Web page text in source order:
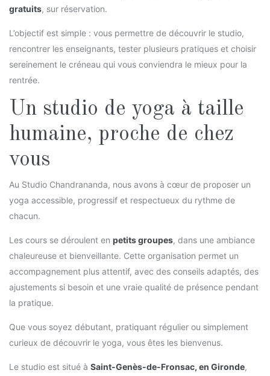
gratuits, sur réservation.
L’objectif est simple : vous permettre de découvrir le studio,
rencontrer les enseignants, tester plusieurs pratiques et choisir
sereinement le créneau qui vous conviendra le mieux pour la
rentrée.
Un studio de yoga à taille
humaine, proche de chez
vous
Au Studio Chandrananda, nous avons à cœur de proposer un
yoga accessible, progressif et respectueux du rythme de
chacun.
Les cours se déroulent en petits groupes, dans une ambiance
chaleureuse et bienveillante. Cette organisation permet un
accompagnement plus attentif, avec des conseils adaptés, des
ajustements si besoin et une vraie qualité de présence pendant
la pratique.
Que vous soyez débutant, pratiquant régulier ou simplement
curieux de découvrir le yoga, vous êtes les bienvenus.
Le studio est situé à Saint-Genès-de-Fronsac, en Gironde,